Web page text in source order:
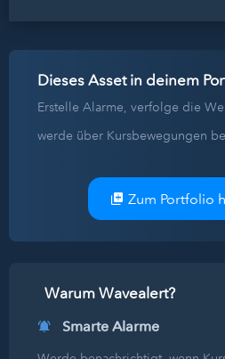
Dieses Asset in deinem
Erstelle Alarme, verfolge die
werde über Kursbewegungen
Zum Portfolio
Warum Wavealert?
Smarte Alarme